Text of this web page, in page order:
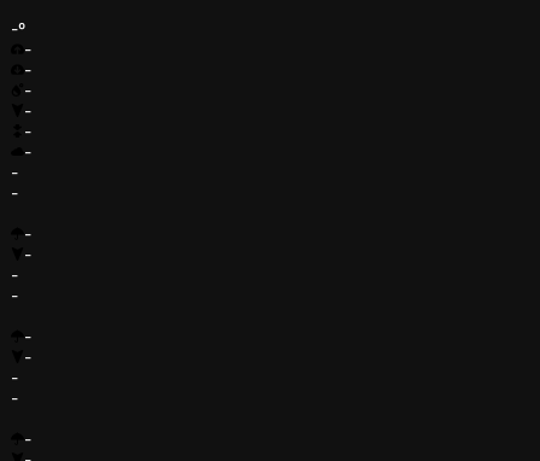
-º
-
-
-
-
-
-
-
-
-
-
-
-
-
-
-
-
-